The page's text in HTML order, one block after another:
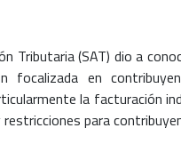
Tributaria (SAT) dio a
focalizada en
la facturación
para